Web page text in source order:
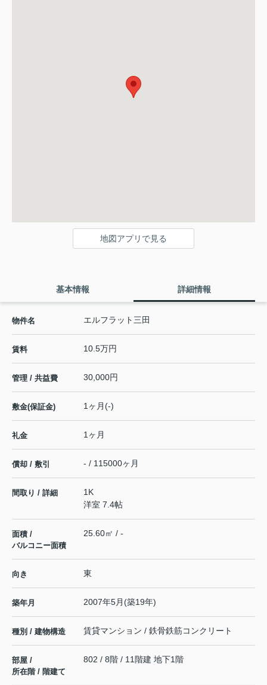
地図アプリで見る
基本情報 詳細情報
物件名 エルフラット三田
賃料 10.5万円
管理 / 共益費 30,000円
敷金(保証金) 1ヶ月(-)
礼金 1ヶ月
償却 / 敷引 - / 115000ヶ月
間取り / 詳細
1K
洋室 7.4帖
面積 /
バルコニー面積
25.60㎡ / -
向き 東
築年月 2007年5月(築19年)
種別 / 建物構造 賃貸マンション / 鉄骨鉄筋コンクリート
部屋 /
所在階 / 階建て
802 / 8階 / 11階建 地下1階